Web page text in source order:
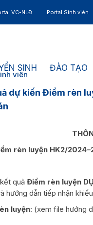
VC-NLĐ Portal Sinh viên
SINH ĐÀO TẠO
viên
dự kiến Điểm rèn
rèn luyện HK2/
quả Điểm rèn luyện
hướng dẫn tiếp nhận
luyện: (xem file hướng